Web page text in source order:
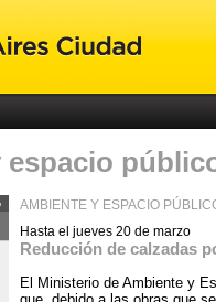
espacio
AMBIENTE Y ESPACIO
Hasta el jueves 20 de marzo
Reducción de calzadas
El Ministerio de Ambiente y